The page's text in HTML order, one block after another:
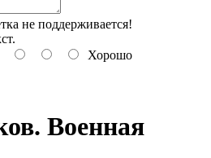
не поддерживается!
Хорошо
Военная